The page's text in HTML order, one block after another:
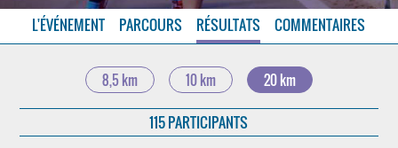
L'ÉVÉNEMENT PARCOURS RÉSULTATS COMMENTAIRES
8,5 km 10 km 20 km
115 PARTICIPANTS